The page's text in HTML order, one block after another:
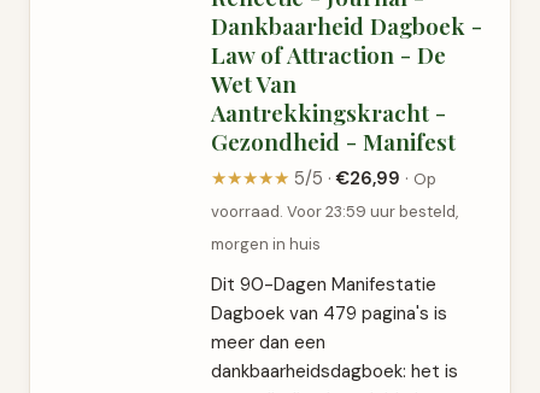
Dankbaarheid Dagboek -
Law of Attraction - De
Wet Van
Aantrekkingskracht -
Gezondheid - Manifest
★★★★★ 5/5 ·€26,99 · Op
voorraad. Voor 23:59 uur besteld,
morgen in huis
Dit 90-Dagen Manifestatie
Dagboek van 479 pagina's is
meer dan een
dankbaarheidsdagboek: het is